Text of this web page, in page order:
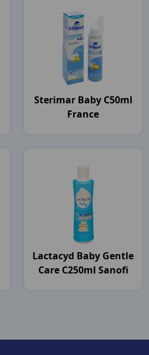
Sterimar Baby C50ml
France
Lactacyd Baby Gentle
Care C250ml Sanofi